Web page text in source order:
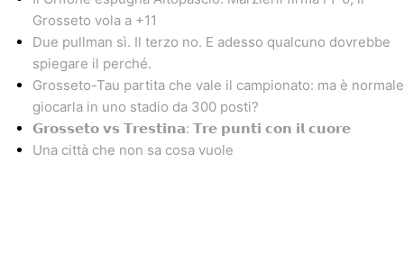
Grosseto vola a +11
Due pullman sì. Il terzo no. E adesso qualcuno dovrebbe
spiegare il perché.
Grosseto-Tau partita che vale il campionato: ma è normale
giocarla in uno stadio da 300 posti?
𝗚𝗿𝗼𝘀𝘀𝗲𝘁𝗼 𝘃𝘀 𝗧𝗿𝗲𝘀𝘁𝗶𝗻𝗮: 𝗧𝗿𝗲 𝗽𝘂𝗻𝘁𝗶 𝗰𝗼𝗻 𝗶𝗹 𝗰𝘂𝗼𝗿𝗲
Una città che non sa cosa vuole